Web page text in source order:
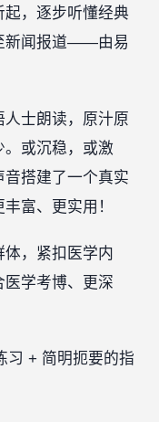
起，逐步听懂经典
新闻报道——由易
士朗读，原汁原
。或沉稳，或激
搭建了一个真实
富、更实用！
，紧扣医学内
学考博、更深
习 + 简明扼要的指